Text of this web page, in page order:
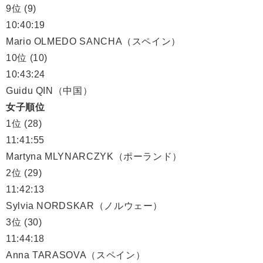
9位 (9)
10:40:19
Mario OLMEDO SANCHA（スペイン）
10位 (10)
10:43:24
Guidu QIN（中国）
女子順位
1位 (28)
11:41:55
Martyna MLYNARCZYK（ポーランド）
2位 (29)
11:42:13
Sylvia NORDSKAR（ノルウェー）
3位 (30)
11:44:18
Anna TARASOVA（スペイン）